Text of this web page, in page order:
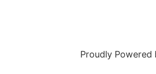
Proudly Powered